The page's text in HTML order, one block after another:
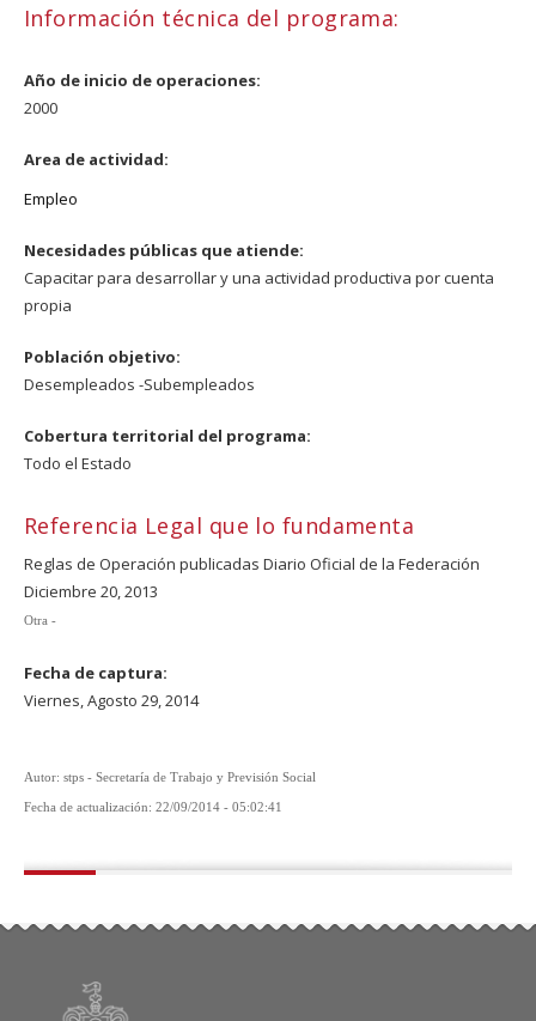
Información técnica del programa:
Año de inicio de operaciones:
2000
Area de actividad:
Empleo
Necesidades públicas que atiende:
Capacitar para desarrollar y una actividad productiva por cuenta
propia
Población objetivo:
Desempleados -Subempleados
Cobertura territorial del programa:
Todo el Estado
Referencia Legal que lo fundamenta
Reglas de Operación publicadas Diario Oficial de la Federación
Diciembre 20, 2013
Otra -
Fecha de captura:
Viernes, Agosto 29, 2014
Autor: stps - Secretaría de Trabajo y Previsión Social
Fecha de actualización: 22/09/2014 - 05:02:41